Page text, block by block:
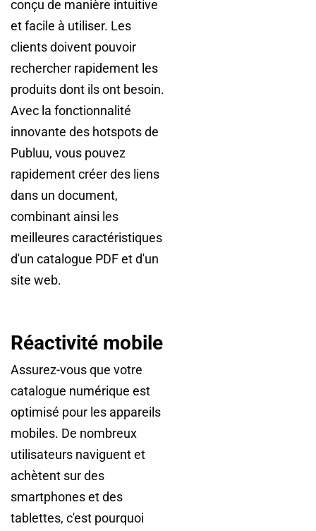
conçu de manière intuitive
et facile à utiliser. Les
clients doivent pouvoir
rechercher rapidement les
produits dont ils ont besoin.
Avec la fonctionnalité
innovante des hotspots de
Publuu, vous pouvez
rapidement créer des liens
dans un document,
combinant ainsi les
meilleures caractéristiques
d'un catalogue PDF et d'un
site web.
Réactivité mobile
Assurez-vous que votre
catalogue numérique est
optimisé pour les appareils
mobiles. De nombreux
utilisateurs naviguent et
achètent sur des
smartphones et des
tablettes, c'est pourquoi